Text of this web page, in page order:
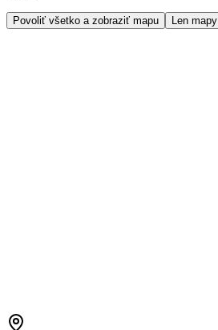
Povoliť všetko a zobraziť mapu Len mapy